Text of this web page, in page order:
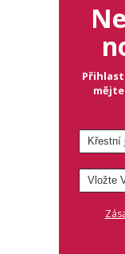
mějte